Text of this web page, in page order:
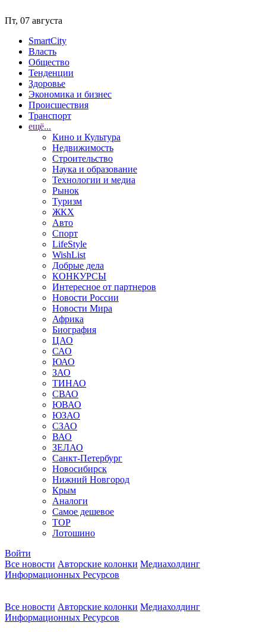
Пт, 07 августа
SmartCity
Власть
Общество
Тенденции
Здоровье
Экономика и бизнес
Происшествия
Транспорт
ещё...
Кино и Культура
Недвижимость
Строительство
Наука и образование
Технологии и медиа
Рынок
Туризм
ЖКХ
Авто
Спорт
LifeStyle
WishList
Добрые дела
КОНКУРСЫ
Интересное от партнеров
Новости России
Новости Мира
Африка
Биография
ЦАО
САО
ЮАО
ЗАО
ТИНАО
СВАО
ЮВАО
ЮЗАО
СЗАО
ВАО
ЗЕЛАО
Санкт-Петербург
Новосибирск
Нижний Новгород
Крым
Аналоги
Самое дешевое
TOP
Лотошино
Войти
Все новости Авторские колонки Медиахолдинг
Информационных Ресурсов
Все новости Авторские колонки Медиахолдинг
Информационных Ресурсов